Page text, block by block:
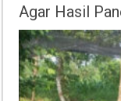
Agar Hasil